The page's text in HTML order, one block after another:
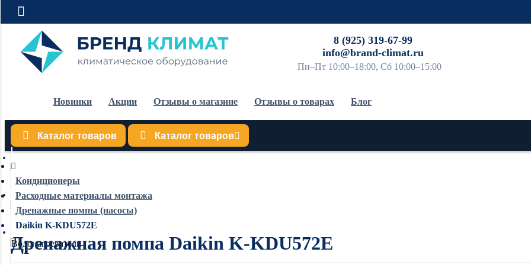
8 (925) 319-67-99
info@brand-climat.ru
Пн–Пт 10:00–18:00, Сб 10:00–15:00
Новинки Акции Отзывы о магазине Отзывы о товарах Блог
Каталог товаров Каталог товаров
Кондиционеры
Обогреватели
Водонагреватели
Кондиционеры
Расходные материалы монтажа
Дренажные помпы (насосы)
Daikin K-KDU572E
Дренажная помпа Daikin K-KDU572E